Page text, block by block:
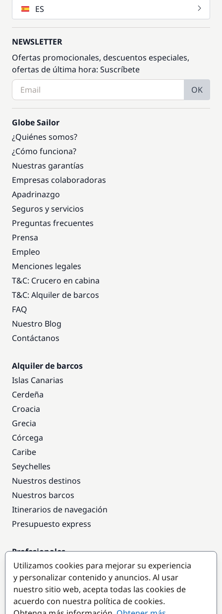
ES
NEWSLETTER
Ofertas promocionales, descuentos especiales,
ofertas de última hora: Suscríbete
OK
Globe Sailor
¿Quiénes somos?
¿Cómo funciona?
Nuestras garantías
Empresas colaboradoras
Apadrinazgo
Seguros y servicios
Preguntas frecuentes
Prensa
Empleo
Menciones legales
T&C: Crucero en cabina
T&C: Alquiler de barcos
FAQ
Nuestro Blog
Contáctanos
Alquiler de barcos
Islas Canarias
Cerdeña
Croacia
Grecia
Córcega
Caribe
Seychelles
Nuestros destinos
Nuestros barcos
Itinerarios de navegación
Presupuesto express
Profesionales
Acceso empresas
Colaborar como empresa
Destinos populares
Utilizamos cookies para mejorar su experiencia
y personalizar contenido y anuncios. Al usar
nuestro sitio web, acepta todas las cookies de
acuerdo con nuestra política de cookies.